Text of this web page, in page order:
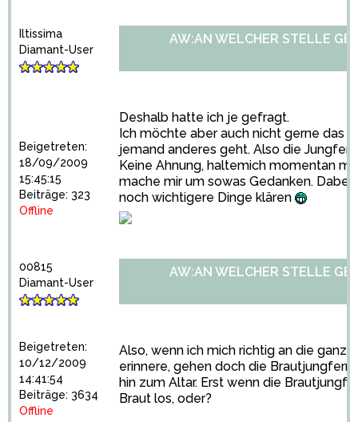
Iltissima
Diamant-User
Beigetreten:
18/09/2009
15:45:15
Beiträge: 323
Offline
AW:AN WELCHER STELLE
Deshalb hatte ich je gefragt.
Ich möchte aber auch nicht gerne das
jemand anderes geht. Also die
Keine Ahnung, haltemich momentan
mache mir um sowas Gedanken.
noch wichtigere Dinge klären
00815
Diamant-User
Beigetreten:
10/12/2009
14:41:54
Beiträge: 3634
Offline
AW:AN WELCHER STELLE
Also, wenn ich mich richtig an die
erinnere, gehen doch die
hin zum Altar. Erst wenn die
Braut los, oder?